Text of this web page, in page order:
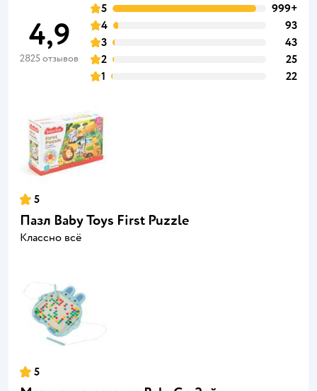
4,9
2825 отзывов
5
999+
4
93
3
43
2
25
1
22
5
Пазл Baby Toys First Puzzle
Классно всё
5